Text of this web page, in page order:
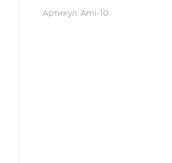
Артикул: Ami-10